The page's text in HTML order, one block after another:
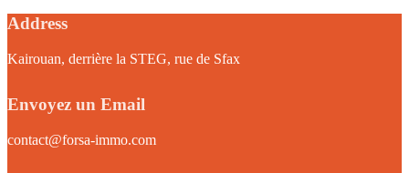
Address
Kairouan, derrière la STEG, rue de Sfax
Envoyez un Email
contact@forsa-immo.com